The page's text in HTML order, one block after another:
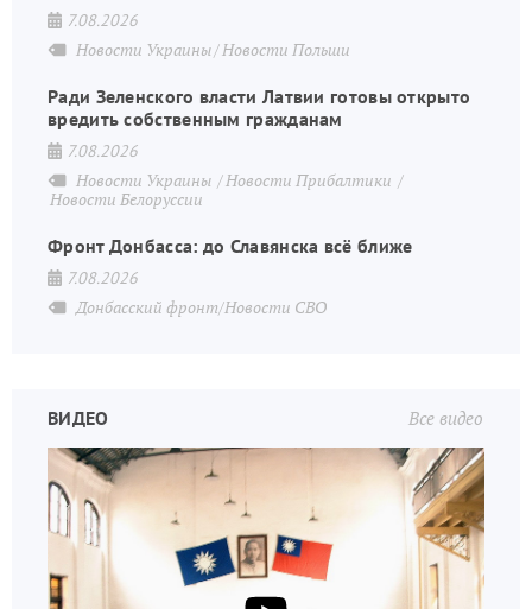
7.08.2026
Новости Украины Новости Польши
Ради Зеленского власти Латвии готовы открыто
вредить собственным гражданам
7.08.2026
Новости Украины
Новости Прибалтики
Новости Белоруссии
Фронт Донбасса: до Славянска всё ближе
7.08.2026
Донбасский фронт/Новости СВО
Все видео
ВИДЕО